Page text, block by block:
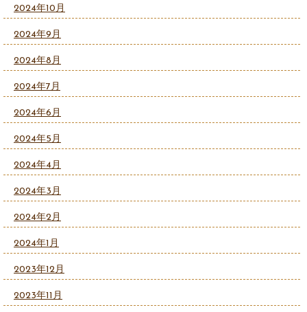
2024年10月
2024年9月
2024年8月
2024年7月
2024年6月
2024年5月
2024年4月
2024年3月
2024年2月
2024年1月
2023年12月
2023年11月